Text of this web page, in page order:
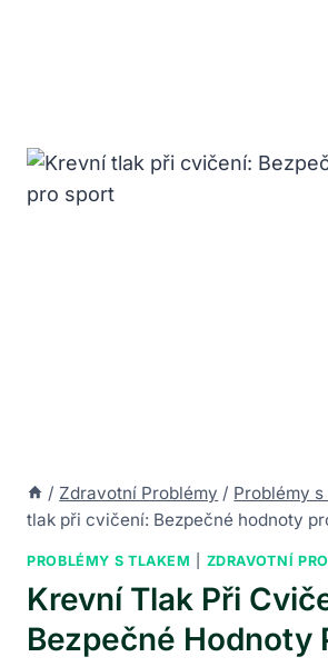
/ Zdravotní Problémy / Problémy
tlak při cvičení: Bezpečné hodnoty
PROBLÉMY S TLAKEM ZDRAVOTNÍ
Krevní Tlak Při
Bezpečné Hodnoty